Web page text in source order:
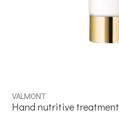
VALMONT
Hand nutritive treatment